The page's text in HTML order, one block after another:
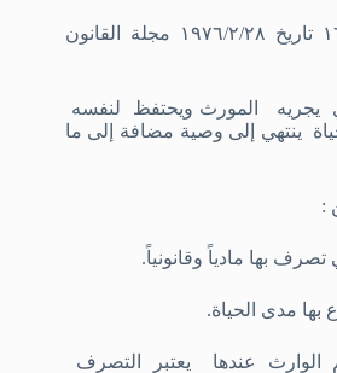
مدنية أولى ٣٧٩ قرار ١٦٢ تاريخ ١٩٧٦/٢/٢٨ مجلة القانون
يجريه المورث ويحتفظ لنفسه
ينتهي إلى وصية مضافة إلى ما
:
تصرف بها مادياً وقانونياً.
بها مدى الحياة.
الوارث عندها يعتبر التصرف